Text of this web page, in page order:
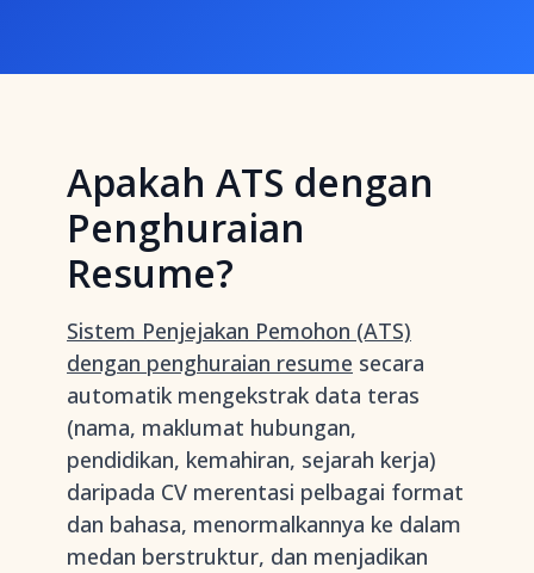
Apakah ATS dengan
Penghuraian
Resume?
Sistem Penjejakan Pemohon (ATS)
dengan penghuraian resume secara
automatik mengekstrak data teras
(nama, maklumat hubungan,
pendidikan, kemahiran, sejarah kerja)
daripada CV merentasi pelbagai format
dan bahasa, menormalkannya ke dalam
medan berstruktur, dan menjadikan